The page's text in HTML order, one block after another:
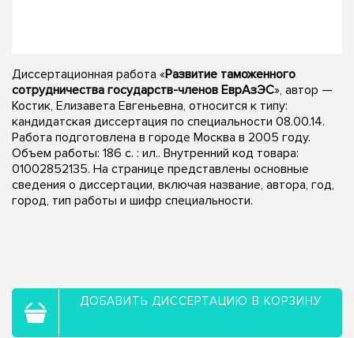
Диссертационная работа «Развитие таможенного
сотрудничества государств-членов ЕврАзЭС», автор —
Костик, Елизавета Евгеньевна, относится к типу:
кандидатская диссертация по специальности 08.00.14.
Работа подготовлена в городе Москва в 2005 году.
Объем работы: 186 с. : ил.. Внутренний код товара:
01002852135. На странице представлены основные
сведения о диссертации, включая название, автора, год,
город, тип работы и шифр специальности.
ДОБАВИТЬ ДИССЕРТАЦИЮ В КОРЗИНУ